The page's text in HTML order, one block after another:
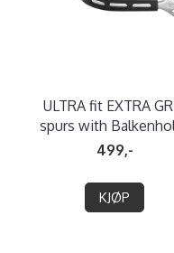
ULTRA fit EXTRA
spurs with
499,-
KJØP